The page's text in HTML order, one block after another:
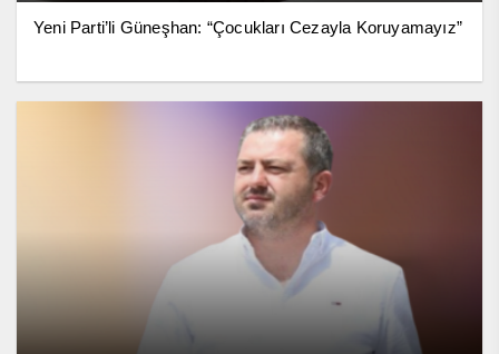
Yeni Parti’li Güneşhan: “Çocukları Cezayla Koruyamayız”